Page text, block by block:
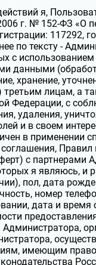
я,
г. № 152-ФЗ «О
117292,
по тексту -
с
данными
хранение,
третьим лицам, а
Федерации, с
удаления,
и в своем
в применении
с партнерами
я являюсь, и
пол, дата
номер
дата и время
имеющим